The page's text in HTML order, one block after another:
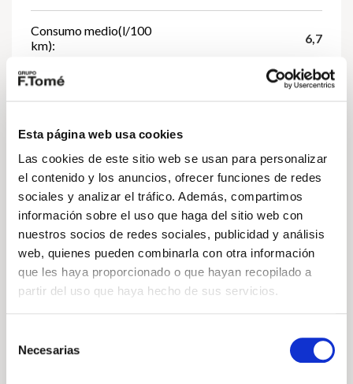
Esta página web usa cookies
Las cookies de este sitio web se usan para personalizar
el contenido y los anuncios, ofrecer funciones de redes
sociales y analizar el tráfico. Además, compartimos
información sobre el uso que haga del sitio web con
nuestros socios de redes sociales, publicidad y análisis
web, quienes pueden combinarla con otra información
que les haya proporcionado o que hayan recopilado a
partir del uso que haya hecho de sus servicios.
Necesarias
Consumo medio(l/100
km):
6,7
Material interior: tela
Población: MADRID
Distintivo ambiental:
Prestaciones